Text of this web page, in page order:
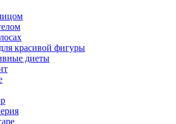
красивой фигуры
диеты